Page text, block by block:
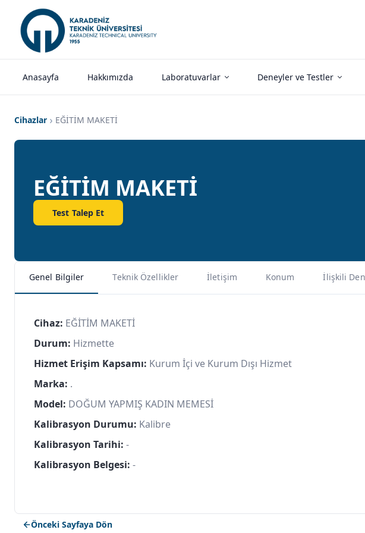
Anasayfa Hakkımızda Laboratuvarlar Deneyler ve Testler
Cihazlar EĞİTİM MAKETİ
EĞİTİM MAKETİ
Test Talep Et
Genel Bilgiler Teknik Özellikler İletişim Konum İlişkili
Cihaz: EĞİTİM MAKETİ
Durum: Hizmette
Hizmet Erişim Kapsamı: Kurum İçi ve Kurum Dışı Hizmet
Marka: .
Model: DOĞUM YAPMIŞ KADIN MEMESİ
Kalibrasyon Durumu: Kalibre
Kalibrasyon Tarihi: -
Kalibrasyon Belgesi: -
Önceki Sayfaya Dön